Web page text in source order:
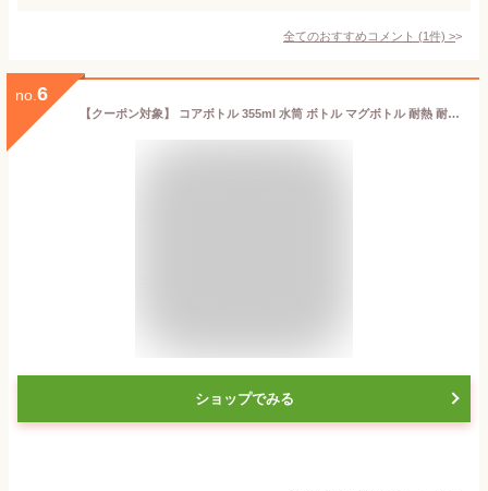
全てのおすすめコメント (1件) >
no. 6
【クーポン対象】 コアボトル 355ml 水筒 ボトル マグボトル 耐熱 耐久 ガラス 二重構造 アウトドア キャンプ ピクニック ZOKU ゾク キャンプ 雨 自転車 Eバイク フェス お散歩 通勤 通学
ショップでみる